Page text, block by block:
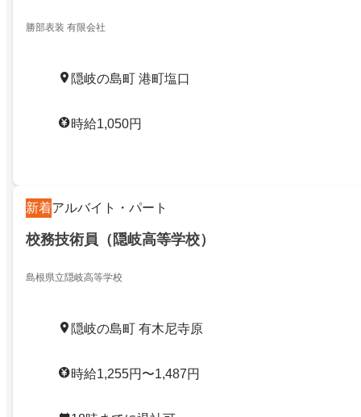
勝部表装 有限会社
隠岐の島町 港町塩口
時給1,050円
新着アルバイト・パート
校務技術員（隠岐高等学校）
島根県立隠岐高等学校
隠岐の島町 有木尼寺原
時給1,255円〜1,487円